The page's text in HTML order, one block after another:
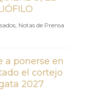
, Notas de Prensa
a ponerse en
el cortejo
2027